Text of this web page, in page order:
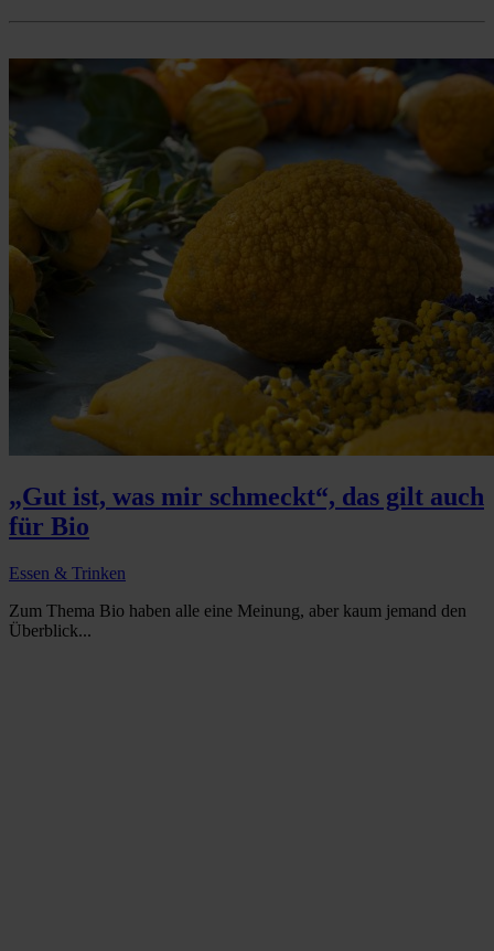
„Gut ist, was mir schmeckt“, das gilt auch
für Bio
Essen & Trinken
Zum Thema Bio haben alle eine Meinung, aber kaum jemand den
Überblick...